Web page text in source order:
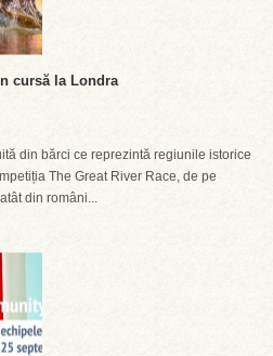
cursă la Londra
din bărci ce reprezintă regiunile istorice
The Great River Race, de pe
din români...